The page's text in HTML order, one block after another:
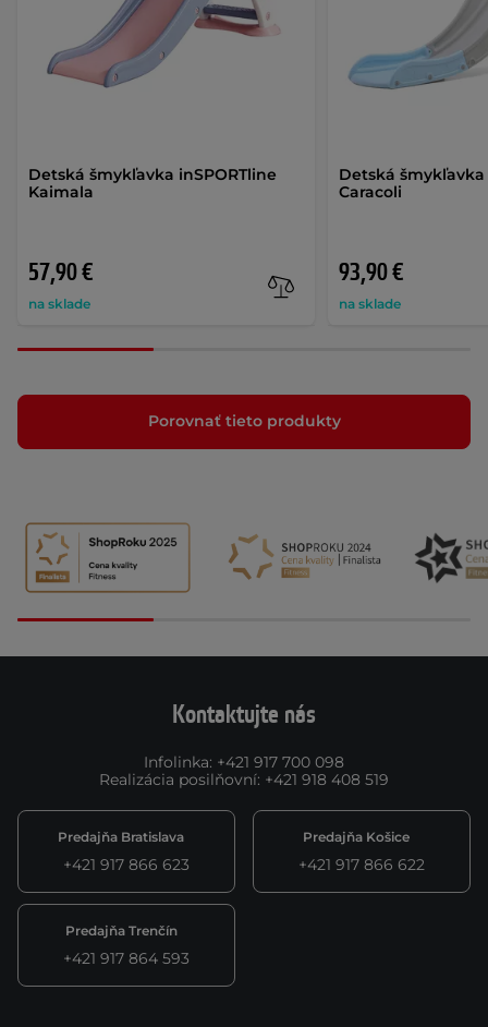
Detská šmykľavka inSPORTline
Kaimala
57,90 €
na sklade
Detská šmykľavka
Caracoli
93,90 €
na sklade
Porovnať tieto produkty
Kontaktujte nás
Infolinka: +421 917 700 098
Realizácia posilňovní: +421 918 408 519
Predajňa Bratislava
+421 917 866 623
Predajňa Košice
+421 917 866 622
Predajňa Trenčín
+421 917 864 593